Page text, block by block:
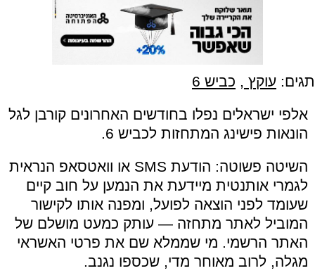
תגים: עוקץ , כביש 6
אלפי ישראלים נפלו בחודשים האחרונים קורבן לגל
הונאות פישינג המתחזות לכביש 6.
השיטה פשוטה: הודעת SMS או וואטסאפ הנראית
לגמרי אותנטית מיידעת את הנמען על חוב קיים
שעומד לפני הוצאה לפועל, ומפנה אותו לקישור
המוביל לאתר מתחזה — עותק כמעט מושלם של
האתר הרשמי. מי שממלא שם את פרטי האשראי
מגלה, לרוב מאוחר מדי, שכספו נגנב.